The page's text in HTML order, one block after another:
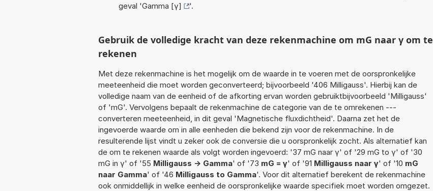
geval 'Gamma [γ] '.
Gebruik de volledige kracht van deze rekenmachine om mG naar γ om te
rekenen
Met deze rekenmachine is het mogelijk om de waarde in te voeren met de oorspronkelijke
meeteenheid die moet worden geconverteerd; bijvoorbeeld '406 Milligauss'. Hierbij kan de
volledige naam van de eenheid of de afkorting ervan worden gebruiktbijvoorbeeld 'Milligauss'
of 'mG'. Vervolgens bepaalt de rekenmachine de categorie van de te omrekenen ---
converteren meeteenheid, in dit geval 'Magnetische fluxdichtheid'. Daarna zet het de
ingevoerde waarde om in alle eenheden die bekend zijn voor de rekenmachine. In de
resulterende lijst vindt u zeker ook de conversie die u oorspronkelijk zocht. Als alternatief kan
de om te rekenen waarde als volgt worden ingevoerd: '37 mG naar γ' of '29 mG to γ' of '30
mG in γ' of '55 Milligauss -> Gamma' of '73 mG = γ' of '91 Milligauss naar γ' of '10 mG
naar Gamma' of '46 Milligauss to Gamma'. Voor dit alternatief berekent de rekenmachine
ook onmiddellijk in welke eenheid de oorspronkelijke waarde specifiek moet worden omgezet.